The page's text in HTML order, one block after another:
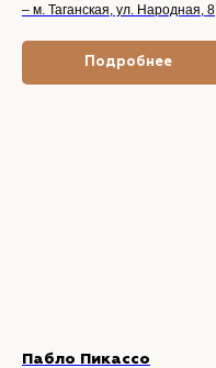
– м. Таганская, ул. Народная, 8
Подробнее
Пабло Пикассо